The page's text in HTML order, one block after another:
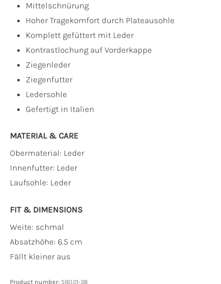
Mittelschnürung
Hoher Tragekomfort durch Plateausohle
Komplett gefüttert mit Leder
Kontrastlochung auf Vorderkappe
Ziegenleder
Ziegenfutter
Ledersohle
Gefertigt in Italien
MATERIAL & CARE
Obermaterial: Leder
Innenfutter: Leder
Laufsohle: Leder
FIT & DIMENSIONS
Weite: schmal
Absatzhöhe: 6.5 cm
Fällt kleiner aus
Product number: 5161.01-38